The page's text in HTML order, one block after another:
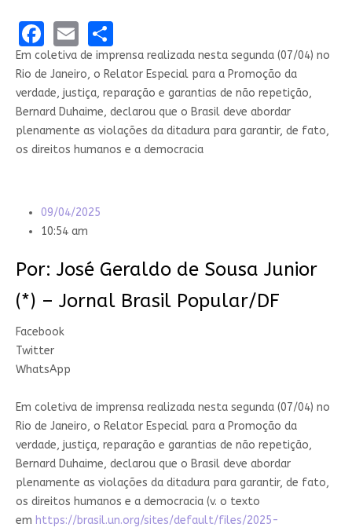
Facebook
EmailShare
Em coletiva de imprensa realizada nesta segunda (07/04) no
Rio de Janeiro, o Relator Especial para a Promoção da
verdade, justiça, reparação e garantias de não repetição,
Bernard Duhaime, declarou que o Brasil deve abordar
plenamente as violações da ditadura para garantir, de fato,
os direitos humanos e a democracia
09/04/2025
10:54 am
Por: José Geraldo de Sousa Junior
(*) – Jornal Brasil Popular/DF
Facebook
Twitter
WhatsApp
Em coletiva de imprensa realizada nesta segunda (07/04) no
Rio de Janeiro, o Relator Especial para a Promoção da
verdade, justiça, reparação e garantias de não repetição,
Bernard Duhaime, declarou que o Brasil deve abordar
plenamente as violações da ditadura para garantir, de fato,
os direitos humanos e a democracia (v. o texto
em https://brasil.un.org/sites/default/files/2025-